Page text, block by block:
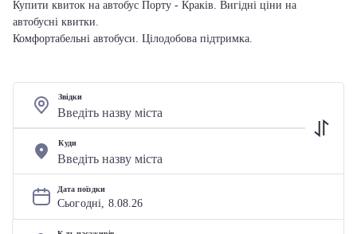
Купити квиток на автобус Порту - Краків. Вигідні ціни на
автобусні квитки.
Комфортабельні автобуси. Цілодобова підтримка.
Звідки
Куди
Дата поїздки
Сьогодні, 8.08.26